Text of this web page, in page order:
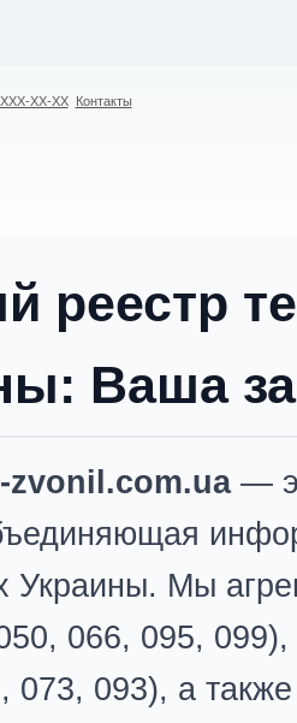
XX-XX Контакты
реестр
Ваша
zvonil.com.ua—
Украины. Мы
066, 095, 099),
073, 093), а